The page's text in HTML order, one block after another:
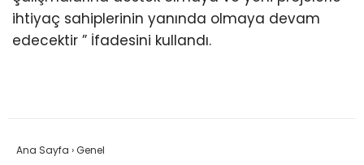
ihtiyaç sahiplerinin yanında olmaya devam
edecektir ” İfadesini kullandı.
Ana Sayfa ›Genel